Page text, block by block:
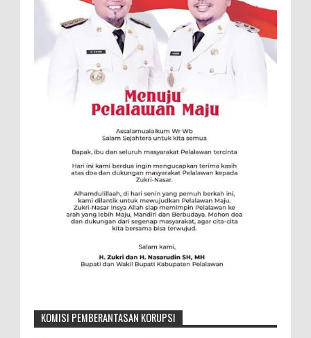
KOMISI PEMBERANTASAN KORUPSI